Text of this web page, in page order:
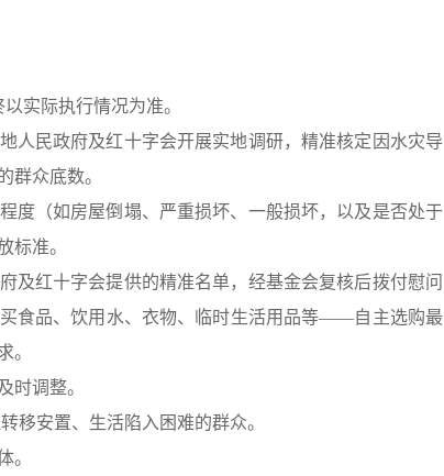
实际执行情况为准。
人民政府及红十字会开展实地调研，精准核定因水灾导
群众底数。
度（如房屋倒塌、严重损坏、一般损坏，以及是否处于
标准。
及红十字会提供的精准名单，经基金会复核后拨付慰问
食品、饮用水、衣物、临时生活用品等——自主选购最
。
时调整。
移安置、生活陷入困难的群众。
。